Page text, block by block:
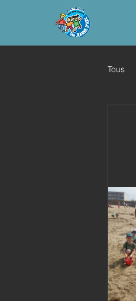
Tous